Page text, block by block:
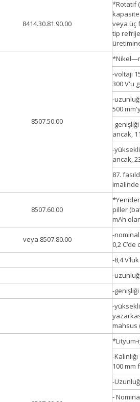
8414.30.81.90.00
*Rotatif
veya üç
tip
8507.50.00
-voltajı
300 V'u
-
500
-
ancak,
-
ancak,
87.
imalinde
8507.60.00
piller
mAh
veya 8507.80.00
-
0,2
-8,4
-
-
-
mahsus
-
100 mm
-
-